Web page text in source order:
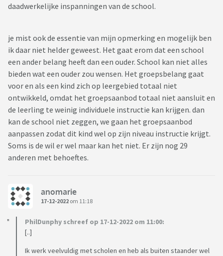
daadwerkelijke inspanningen van de school.
je mist ook de essentie van mijn opmerking en mogelijk ben
ik daar niet helder geweest. Het gaat erom dat een school
een ander belang heeft dan een ouder. School kan niet alles
bieden wat een ouder zou wensen. Het groepsbelang gaat
voor en als een kind zich op leergebied totaal niet
ontwikkeld, omdat het groepsaanbod totaal niet aansluit en
de leerling te weinig individuele instructie kan krijgen. dan
kan de school niet zeggen, we gaan het groepsaanbod
aanpassen zodat dit kind wel op zijn niveau instructie krijgt.
Soms is de wil er wel maar kan het niet. Er zijn nog 29
anderen met behoeftes.
anomarie
17-12-2022 om 11:18
PhilDunphy schreef op 17-12-2022 om 11:00:
[..]
Ik werk veelvuldig met scholen en heb als buiten staander wel